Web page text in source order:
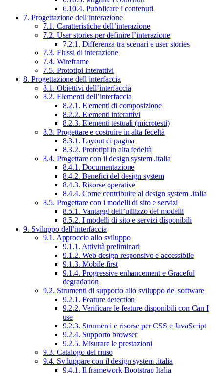
6.10.4. Pubblicare i contenuti
7. Progettazione dell’interazione
7.1. Caratteristiche dell’interazione
7.2. User stories per definire l’interazione
7.2.1. Differenza tra scenari e user stories
7.3. Flussi di interazione
7.4. Wireframe
7.5. Prototipi interattivi
8. Progettazione dell’interfaccia
8.1. Obiettivi dell’interfaccia
8.2. Elementi dell’interfaccia
8.2.1. Elementi di composizione
8.2.2. Elementi interattivi
8.2.3. Elementi testuali (microtesti)
8.3. Progettare e costruire in alta fedeltà
8.3.1. Layout di pagina
8.3.2. Prototipi in alta fedeltà
8.4. Progettare con il design system .italia
8.4.1. Documentazione
8.4.2. Benefici del design system
8.4.3. Risorse operative
8.4.4. Come contribuire al design system .italia
8.5. Progettare con i modelli di sito e servizi
8.5.1. Vantaggi dell’utilizzo dei modelli
8.5.2. I modelli di sito e servizi disponibili
9. Sviluppo dell’interfaccia
9.1. Approccio allo sviluppo
9.1.1. Attività preliminari
9.1.2. Web design responsivo e accessibile
9.1.3. Mobile first
9.1.4. Progressive enhancement e Graceful
degradation
9.2. Strumenti di supporto allo sviluppo del software
9.2.1. Feature detection
9.2.2. Verificare le feature disponibili con Can I
use
9.2.3. Strumenti e risorse per CSS e JavaScript
9.2.4. Supporto browser
9.2.5. Misurare le prestazioni
9.3. Catalogo del riuso
9.4. Sviluppare con il design system .italia
9.4.1. Il framework Bootstrap Italia